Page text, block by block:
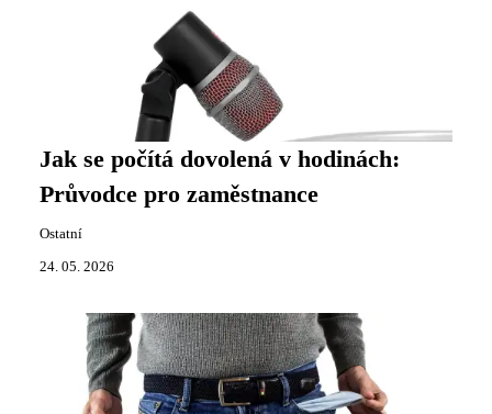
Jak se počítá dovolená v hodinách:
Průvodce pro zaměstnance
Ostatní
24. 05. 2026